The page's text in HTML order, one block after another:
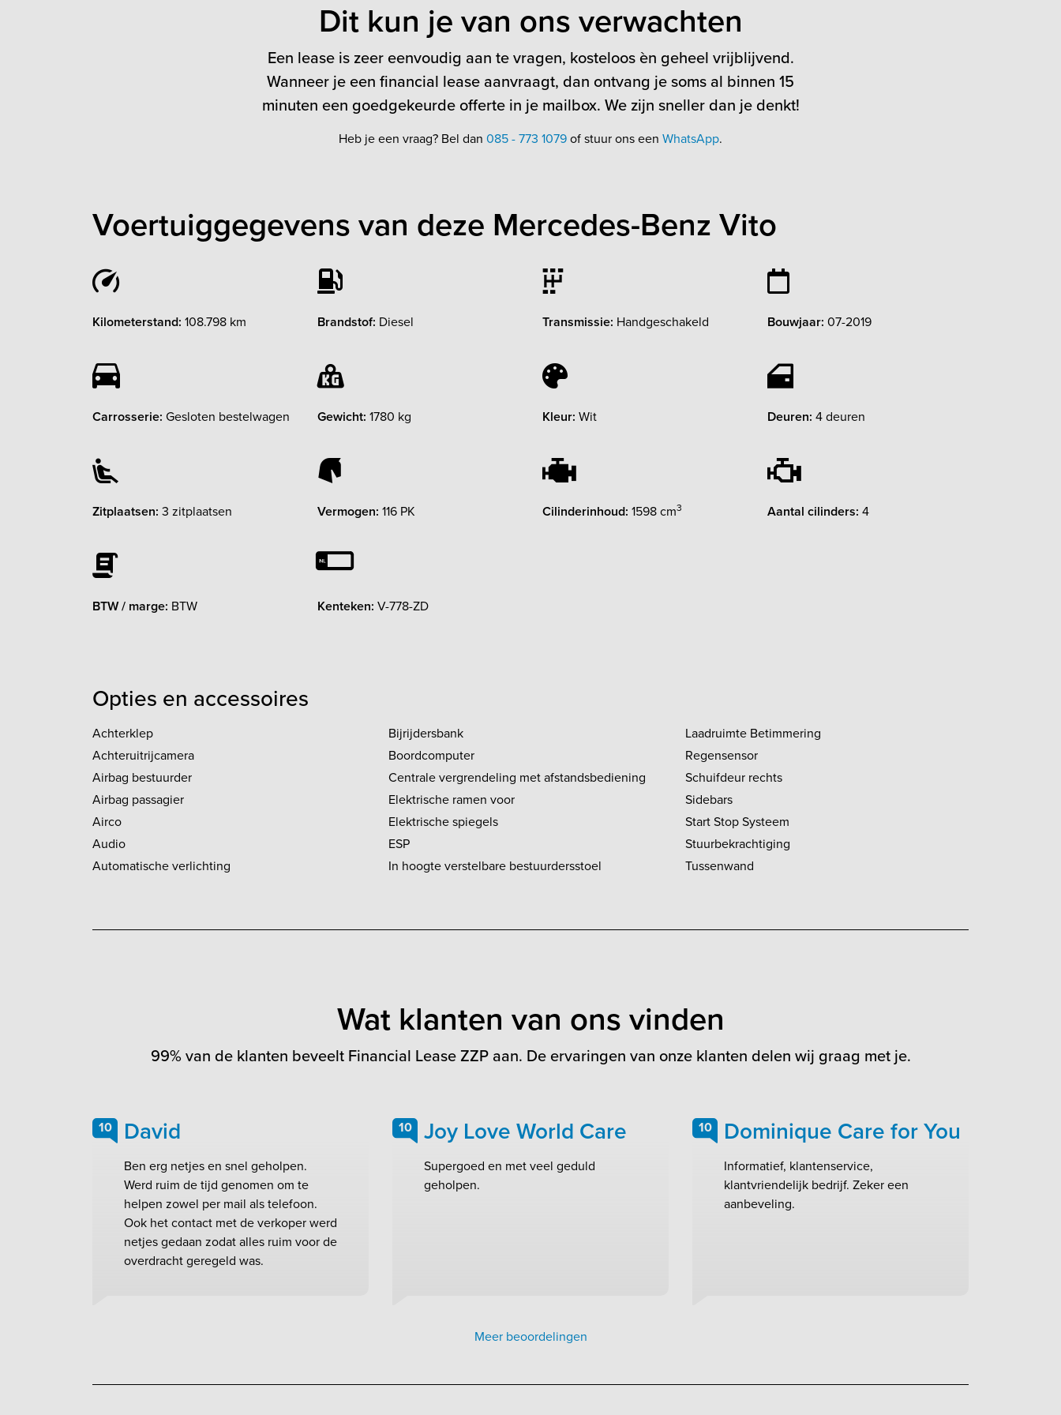
Dit kun je van ons verwachten
Een lease is zeer eenvoudig aan te vragen, kosteloos èn geheel vrijblijvend.
Wanneer je een financial lease aanvraagt, dan ontvang je soms al binnen 15
minuten een goedgekeurde offerte in je mailbox. We zijn sneller dan je denkt!
Heb je een vraag? Bel dan 085 - 773 1079of stuur ons een WhatsApp.
Voertuiggegevens van deze Mercedes-Benz Vito
Kilometerstand: 108.798 km Brandstof: Diesel Transmissie: Handgeschakeld Bouwjaar: 07-2019
Carrosserie: Gesloten bestelwagen Gewicht: 1780 kg Kleur: Wit Deuren: 4 deuren
Zitplaatsen: 3 zitplaatsen Vermogen: 116 PK Cilinderinhoud: 1598 cm3 Aantal cilinders: 4
BTW / marge: BTW Kenteken: V-778-ZD
Opties en accessoires
Achterklep
Achteruitrijcamera
Airbag bestuurder
Airbag passagier
Airco
Audio
Automatische verlichting
Bijrijdersbank
Boordcomputer
Centrale vergrendeling met afstandsbediening
Elektrische ramen voor
Elektrische spiegels
ESP
In hoogte verstelbare bestuurdersstoel
Laadruimte Betimmering
Regensensor
Schuifdeur rechts
Sidebars
Start Stop Systeem
Stuurbekrachtiging
Tussenwand
Wat klanten van ons vinden
99% van de klanten beveelt Financial Lease ZZP aan. De ervaringen van onze klanten delen wij graag met je.
10 David
Ben erg netjes en snel geholpen.
Werd ruim de tijd genomen om te
helpen zowel per mail als telefoon.
Ook het contact met de verkoper werd
netjes gedaan zodat alles ruim voor de
overdracht geregeld was.
10 Joy Love World Care
Supergoed en met veel geduld
geholpen.
10 Dominique Care for You
Informatief, klantenservice,
klantvriendelijk bedrijf. Zeker een
aanbeveling.
Meer beoordelingen